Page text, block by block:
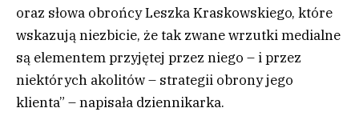
oraz słowa obrońcy Leszka Kraskowskiego, które
wskazują niezbicie, że tak zwane wrzutki medialne
są elementem przyjętej przez niego – i przez
niektórych akolitów – strategii obrony jego
klienta” – napisała dziennikarka.